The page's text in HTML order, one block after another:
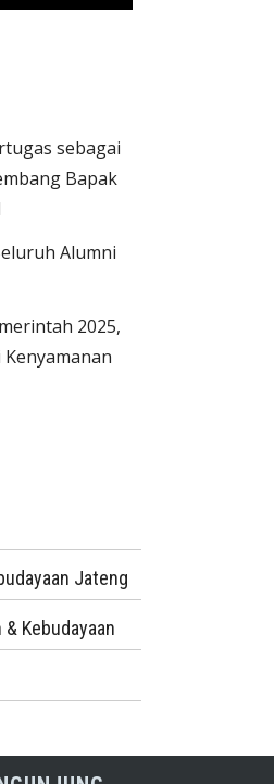
sebagai
Bapak
Alumni
2025,
Jateng
Kebudayaan